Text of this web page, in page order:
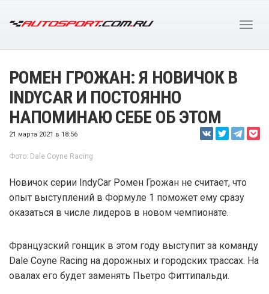
РОМЕН ГРОЖАН: Я НОВИЧОК В
INDYCAR И ПОСТОЯННО
НАПОМИНАЮ СЕБЕ ОБ ЭТОМ
21 марта 2021 в 18:56
Фото: Dale Coyne Racing
Новичок серии IndyCar Ромен Грожан не считает, что
опыт выступлений в Формуле 1 поможет ему сразу
оказаться в числе лидеров в новом чемпионате.
Французский гонщик в этом году выступит за команду
Dale Coyne Racing на дорожных и городских трассах. На
овалах его будет заменять Пьетро Фиттипальди.